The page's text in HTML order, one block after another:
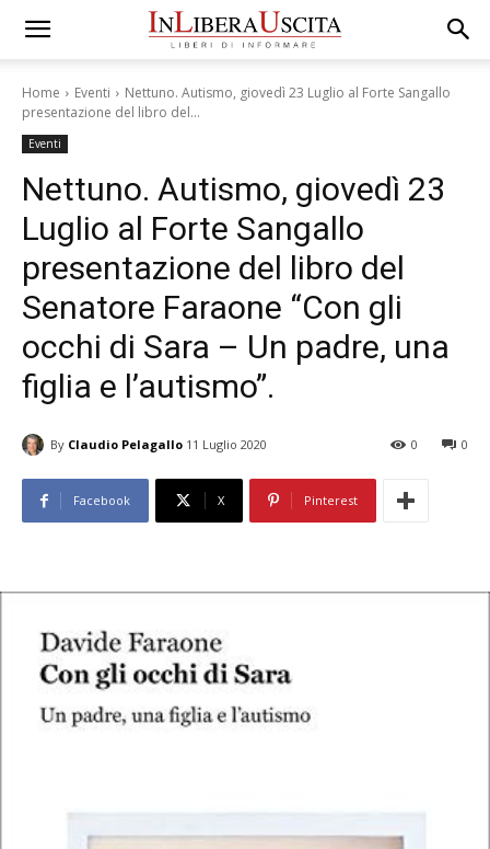
Home Eventi
Nettuno. Autismo, giovedì 23 Luglio al Forte Sangallo
presentazione del libro del...
Eventi
Nettuno. Autismo, giovedì 23
Luglio al Forte Sangallo
presentazione del libro del
Senatore Faraone “Con gli
occhi di Sara – Un padre, una
figlia e l’autismo”.
By Claudio Pelagallo 11 Luglio 2020 0
0
Facebook X Pinterest